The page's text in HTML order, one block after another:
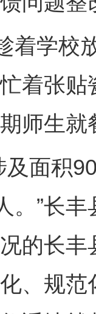
学校放
着张
师生就
面积
。”长
的长
、规